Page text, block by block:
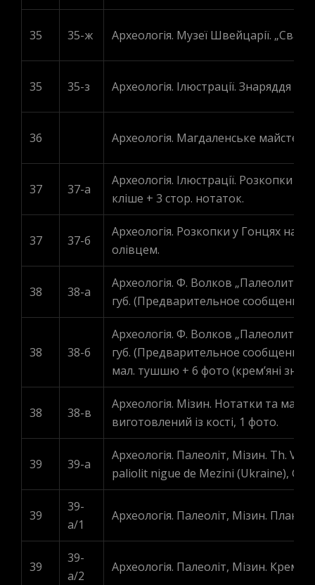
35 35-ж Археологія. Музеї Швейцарії.
35 35-з Археологія. Ілюстрації. Знаряддя
36 Археологія. Магдаленське
37 37-а
Археологія. Ілюстрації. Розкопки у
кліше + 3 стор. нотаток.
37 37-б
Археологія. Розкопки у Гонцях на
олівцем.
38 38-а
Археологія. Ф. Волков
губ. (Предварительное сообщение).
38 38-б
Археологія. Ф. Волков
губ. (Предварительное сообщение).
мал. тушшю + 6 фото (крем’яні
38 38-в
Археологія. Мізин. Нотатки та
виготовлений із кості, 1 фото.
39 39-a
Археологія. Палеоліт, Мізин. Th.
paliolit nigue de Mezini (Ukraine),
39
39-
a/1
Археологія. Палеоліт, Мізин.
39
39-
a/2
Археологія. Палеоліт, Мізин.